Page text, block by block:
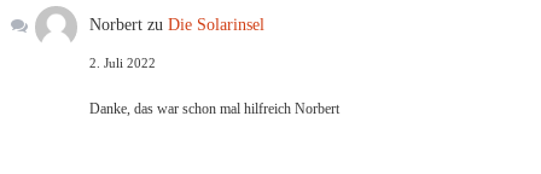
Norbert zuDie Solarinsel
2. Juli 2022
Danke, das war schon mal hilfreich Norbert